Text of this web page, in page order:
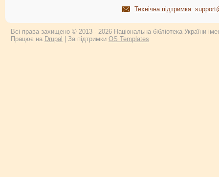
Технічна підтримка:
Всі права захищено © 2013 - 2026 Національна бібліотека України
Працює на Drupal | За підтримки OS Templates